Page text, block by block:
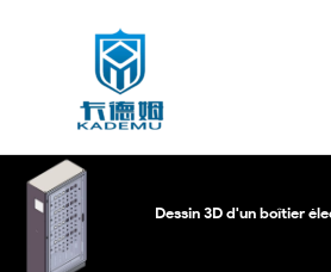
Dessin 3D d'un boîtier